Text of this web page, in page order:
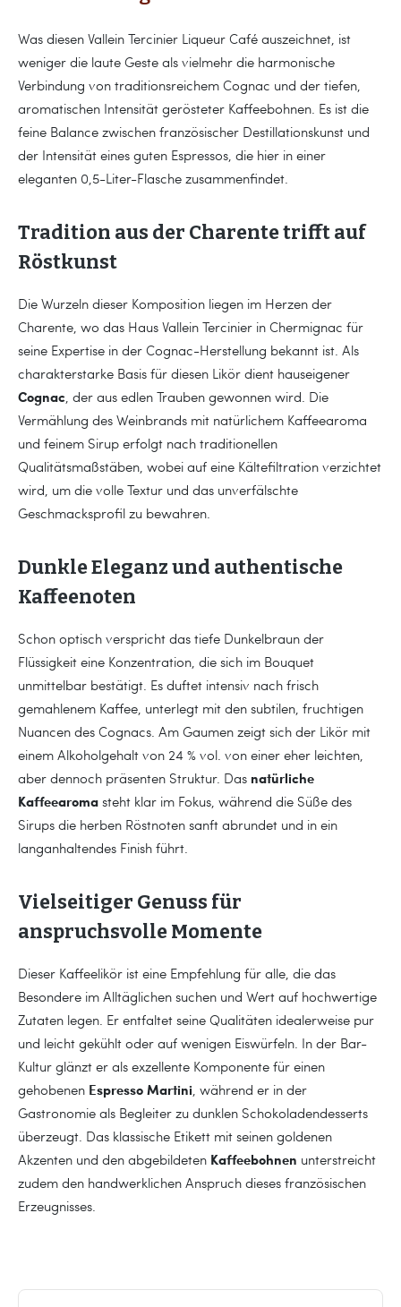
Was diesen Vallein Tercinier Liqueur Café auszeichnet, ist
weniger die laute Geste als vielmehr die harmonische
Verbindung von traditionsreichem Cognac und der tiefen,
aromatischen Intensität gerösteter Kaffeebohnen. Es ist die
feine Balance zwischen französischer Destillationskunst und
der Intensität eines guten Espressos, die hier in einer
eleganten 0,5-Liter-Flasche zusammenfindet.
Tradition aus der Charente trifft auf
Röstkunst
Die Wurzeln dieser Komposition liegen im Herzen der
Charente, wo das Haus Vallein Tercinier in Chermignac für
seine Expertise in der Cognac-Herstellung bekannt ist. Als
charakterstarke Basis für diesen Likör dient hauseigener
Cognac, der aus edlen Trauben gewonnen wird. Die
Vermählung des Weinbrands mit natürlichem Kaffeearoma
und feinem Sirup erfolgt nach traditionellen
Qualitätsmaßstäben, wobei auf eine Kältefiltration verzichtet
wird, um die volle Textur und das unverfälschte
Geschmacksprofil zu bewahren.
Dunkle Eleganz und authentische
Kaffeenoten
Schon optisch verspricht das tiefe Dunkelbraun der
Flüssigkeit eine Konzentration, die sich im Bouquet
unmittelbar bestätigt. Es duftet intensiv nach frisch
gemahlenem Kaffee, unterlegt mit den subtilen, fruchtigen
Nuancen des Cognacs. Am Gaumen zeigt sich der Likör mit
einem Alkoholgehalt von 24 % vol. von einer eher leichten,
aber dennoch präsenten Struktur. Das natürliche
Kaffeearoma steht klar im Fokus, während die Süße des
Sirups die herben Röstnoten sanft abrundet und in ein
langanhaltendes Finish führt.
Vielseitiger Genuss für
anspruchsvolle Momente
Dieser Kaffeelikör ist eine Empfehlung für alle, die das
Besondere im Alltäglichen suchen und Wert auf hochwertige
Zutaten legen. Er entfaltet seine Qualitäten idealerweise pur
und leicht gekühlt oder auf wenigen Eiswürfeln. In der Bar-
Kultur glänzt er als exzellente Komponente für einen
gehobenen Espresso Martini, während er in der
Gastronomie als Begleiter zu dunklen Schokoladendesserts
überzeugt. Das klassische Etikett mit seinen goldenen
Akzenten und den abgebildeten Kaffeebohnen unterstreicht
zudem den handwerklichen Anspruch dieses französischen
Erzeugnisses.